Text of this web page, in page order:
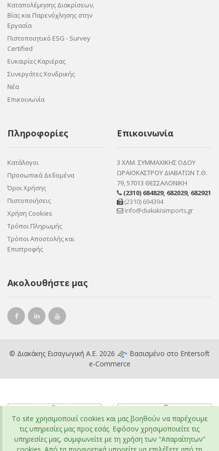
Καταπολέμησης Διακρίσεων,
Βίας και Παρενόχλησης στην
Εργασία
Πιστοποιητικό ESG - Survey
Certified
Ευκαιρίες Καριέρας
Συνεργάτες Χονδρικής
Νέα
Επικοινωνία
Πληροφορίες
Κατάλογοι
Προσωπικά Δεδομένα
Όροι Χρήσης
Πιστοποιήσεις
Χρήση Cookies
Τρόποι Πληρωμής
Τρόποι Αποστολής και
Επιστροφής
Επικοινωνία
3 ΧΛΜ. ΣΥΜΜΑΧΙΚΗΣ ΟΔΟΥ
ΩΡΑΙΟΚΑΣΤΡΟΥ ΔΙΑΒΑΤΩΝ Τ.Θ.
79, 57013 ΘΕΣΣΑΛΟΝΙΚΗ
(2310) 684829, 682029, 682921
(2310) 694394
info@diakakisimports.gr
Ακολουθήστε μας
© Διακάκης Εισαγωγική Α.Ε. 2026 Βασισμένο στο Entersoft
e-Commerce
To site χρησιμοποιεί cookies και μας βοηθούν να παρέχουμε
τις υπηρεσίες μας προς εσάς. Εφόσον χρησιμοποιείτε τις
υπηρεσίες μας, συμφωνείτε με τη χρήση των “Απαραίτητων”